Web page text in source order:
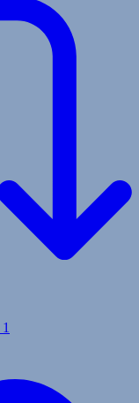
1